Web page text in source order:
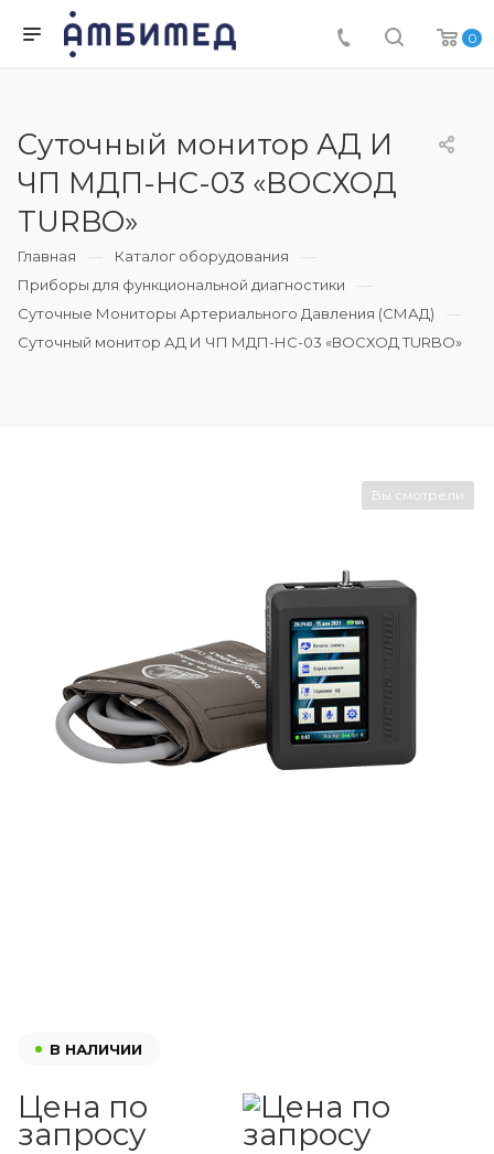
0
Суточный монитор АД И
ЧП МДП-НС-03 «ВОСХОД
TURBO»
Главная
Каталог оборудования
Приборы для функциональной диагностики
Суточные Мониторы Артериального Давления (СМАД)
Суточный монитор АД И ЧП МДП-НС-03 «ВОСХОД TURBO»
Вы смотрели
В НАЛИЧИИ
Цена по
запросу